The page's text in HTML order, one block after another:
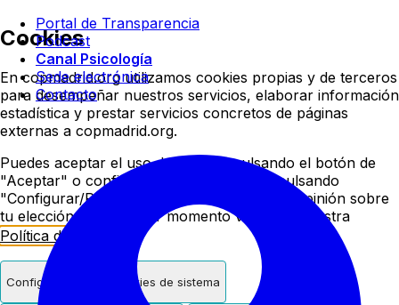
Cookies
En copmadrid.org utilizamos cookies propias y de terceros
para desempeñar nuestros servicios, elaborar información
estadística y prestar servicios concretos de páginas
externas a copmadrid.org.
Puedes aceptar el uso de cookies pulsando el botón de
"Aceptar" o configurar/rechazar su uso pulsando
"Configurar/Rechazar". Podrás cambiar de opinión sobre
tu elección en cualquier momento visitando nuestra
Política de Cookies
Configurar Solo cookies de sistema
Colegio oficial de
Portal de Transparencia
Podcast
Canal Psicología
Sede electrónica
Contacto